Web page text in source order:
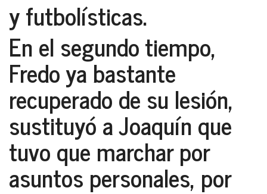
y futbolísticas.
En el segundo tiempo,
Fredo ya bastante
recuperado de su lesión,
sustituyó a Joaquín que
tuvo que marchar por
asuntos personales, por